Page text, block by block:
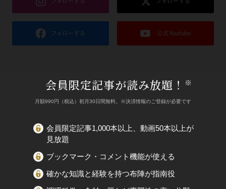
会員限定記事が読み放題！ ※
月額990円（税込）初月30日間無料。※決済情報のご登録が必要です
会員限定記事1,000本以上、動画50本以上が
見放題
ブックマーク・コメント機能が使える
確かな知識と経験を持つ布陣が指南役